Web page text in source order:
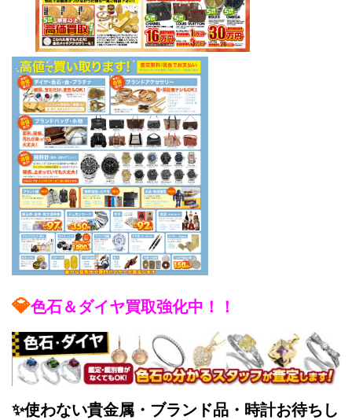
💎色石＆ダイヤ買取強化中！！
✨使わない貴金属・ブランド品・時計お待ちし